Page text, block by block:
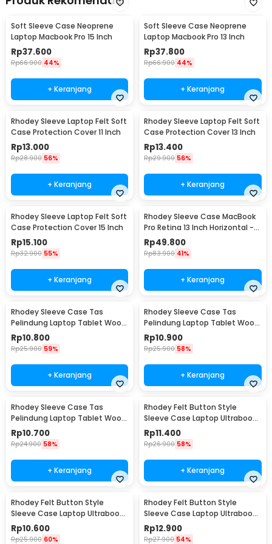
Soft Sleeve Case Neoprene
Laptop Macbook Pro 15 Inch
Rp37.600
Rp66.900 44%
+ Keranjang
Soft Sleeve Case Neoprene
Laptop Macbook Pro 13 Inch
Rp37.800
Rp66.900 44%
+ Keranjang
Rhodey Sleeve Laptop Felt Soft
Case Protection Cover 11 Inch
Rp13.000
Rp28.900 56%
+ Keranjang
Rhodey Sleeve Laptop Felt Soft
Case Protection Cover 13 Inch
Rp13.400
Rp29.900 56%
+ Keranjang
Rhodey Sleeve Laptop Felt Soft
Case Protection Cover 15 Inch
Rp15.100
Rp32.900 55%
+ Keranjang
Rhodey Sleeve Case MacBook
Pro Retina 13 Inch Horizontal -
C2202
Rp49.800
Rp83.900 41%
+ Keranjang
Rhodey Sleeve Case Tas
Pelindung Laptop Tablet Wool
Felt 11 Inch - DA98
Rp10.800
Rp25.900 59%
+ Keranjang
Rhodey Sleeve Case Tas
Pelindung Laptop Tablet Wool
Felt 15 Inch - DA98
Rp10.900
Rp25.900 58%
+ Keranjang
Rhodey Sleeve Case Tas
Pelindung Laptop Tablet Wool
Felt 13 Inch - DA98
Rp10.700
Rp24.900 58%
+ Keranjang
Rhodey Felt Button Style
Sleeve Case Laptop Ultrabook
11 Inch - DA58
Rp11.400
Rp26.900 58%
+ Keranjang
Rhodey Felt Button Style
Sleeve Case Laptop Ultrabook
12 Inch - DA58
Rp10.600
Rp25.900 60%
Rhodey Felt Button Style
Sleeve Case Laptop Ultrabook
13 Inch - DA58
Rp12.900
Rp27.900 54%